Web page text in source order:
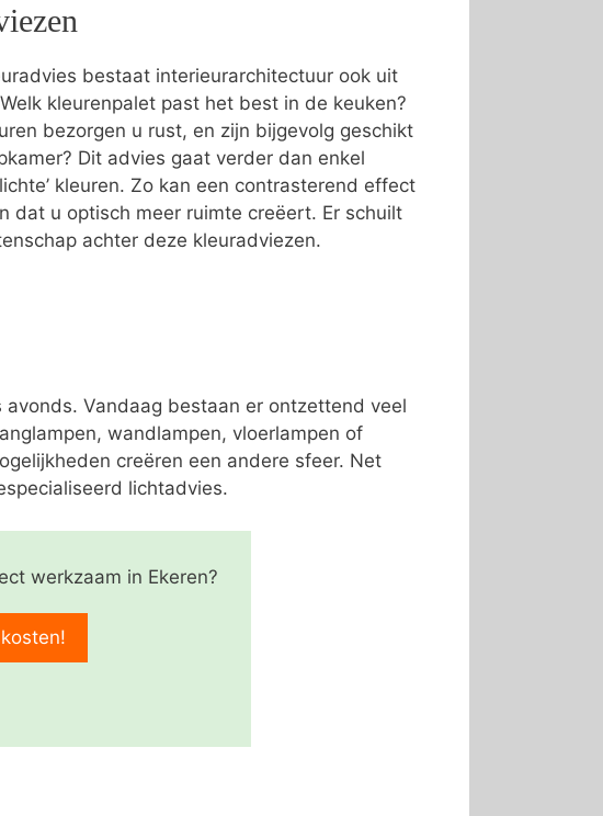
bestaat interieurarchitectuur ook uit
kleurenpalet past het best in de keuken?
bezorgen u rust, en zijn bijgevolg geschikt
Dit advies gaat verder dan enkel
kleuren. Zo kan een contrasterend effect
dat u optisch meer ruimte creëert. Er schuilt
achter deze kleuradviezen.
avonds. Vandaag bestaan er ontzettend veel
wandlampen, vloerlampen of
creëren een andere sfeer. Net
lichtadvies.
werkzaam in Ekeren?